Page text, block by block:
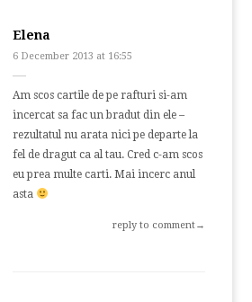
Elena
6 December 2013 at 16:55
Am scos cartile de pe rafturi si-am
incercat sa fac un bradut din ele –
rezultatul nu arata nici pe departe la
fel de dragut ca al tau. Cred c-am scos
eu prea multe carti. Mai incerc anul
asta
reply to comment→